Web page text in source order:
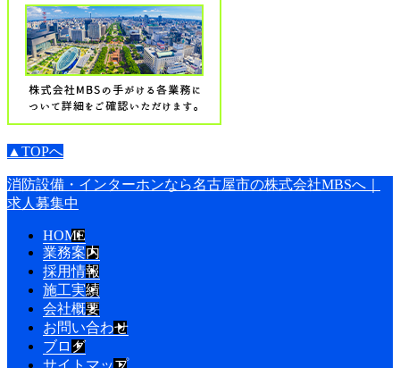
▲TOPへ
消防設備・インターホンなら名古屋市の株式会社MBSへ｜
求人募集中
HOME
業務案内
採用情報
施工実績
会社概要
お問い合わせ
ブログ
サイトマップ